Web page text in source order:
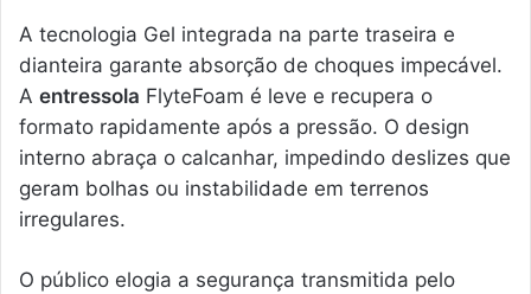
A tecnologia Gel integrada na parte traseira e
dianteira garante absorção de choques impecável.
A entressola FlyteFoam é leve e recupera o
formato rapidamente após a pressão. O design
interno abraça o calcanhar, impedindo deslizes que
geram bolhas ou instabilidade em terrenos
irregulares.
O público elogia a segurança transmitida pelo